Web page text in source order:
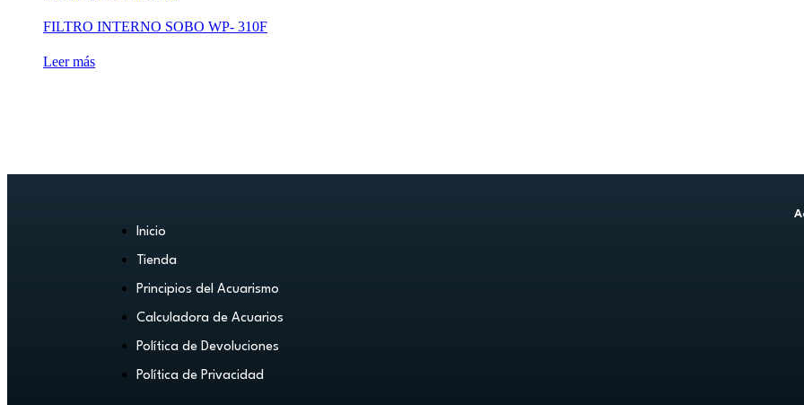
FILTRO INTERNO SOBO WP- 310F
Leer más
Inicio
Tienda
Principios del Acuarismo
Calculadora de Acuarios
Política de Devoluciones
Política de Privacidad